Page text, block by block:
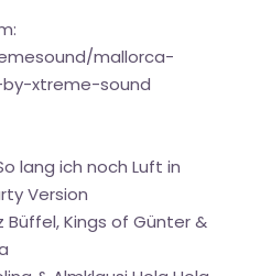
mallorca-
xtreme-sound
lang ich noch Luft in
Version
Büffel, Kings of Günter &